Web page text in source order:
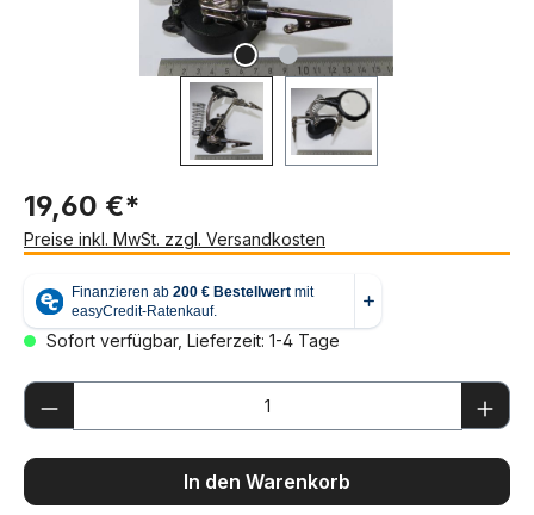
19,60 €*
Preise inkl. MwSt. zzgl. Versandkosten
Sofort verfügbar, Lieferzeit: 1-4 Tage
Produkt Anzahl: Gib den gewünschten
In den Warenkorb